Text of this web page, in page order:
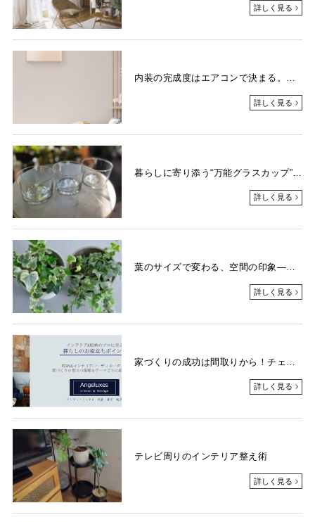
詳しく見る
内装の完成度はエアコンで決まる。デザイン性モデルの賢い選び方
詳しく見る
詳しく見る
葉のサイズで変わる、空間の印象―観葉植物とインテリアスタイルの関係―
詳しく見る
詳しく見る
テレビ周りのインテリア整え術
詳しく見る